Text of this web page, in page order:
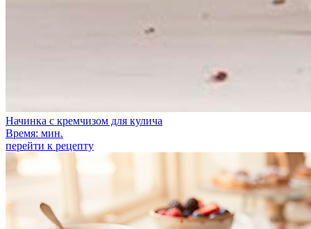
Начинка с кремчизом для кулича
Время: мин.
перейти к рецепту